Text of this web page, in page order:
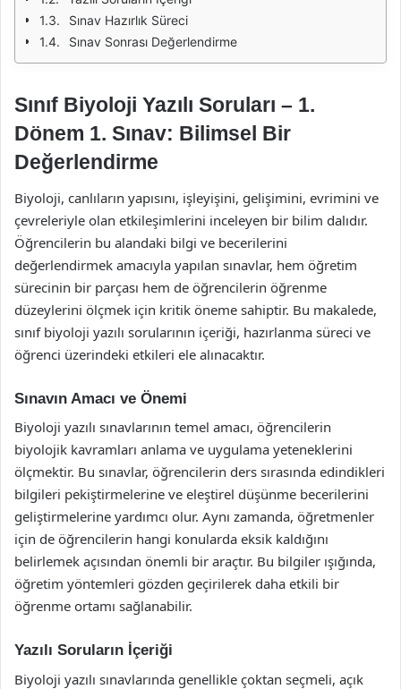
Sınav Hazırlık Süreci
Sınav Sonrası Değerlendirme
Sınıf Biyoloji Yazılı Soruları – 1.
Dönem 1. Sınav: Bilimsel Bir
Değerlendirme
Biyoloji, canlıların yapısını, işleyişini, gelişimini, evrimini ve
çevreleriyle olan etkileşimlerini inceleyen bir bilim dalıdır.
Öğrencilerin bu alandaki bilgi ve becerilerini
değerlendirmek amacıyla yapılan sınavlar, hem öğretim
sürecinin bir parçası hem de öğrencilerin öğrenme
düzeylerini ölçmek için kritik öneme sahiptir. Bu makalede,
sınıf biyoloji yazılı sorularının içeriği, hazırlanma süreci ve
öğrenci üzerindeki etkileri ele alınacaktır.
Sınavın Amacı ve Önemi
Biyoloji yazılı sınavlarının temel amacı, öğrencilerin
biyolojik kavramları anlama ve uygulama yeteneklerini
ölçmektir. Bu sınavlar, öğrencilerin ders sırasında edindikleri
bilgileri pekiştirmelerine ve eleştirel düşünme becerilerini
geliştirmelerine yardımcı olur. Aynı zamanda, öğretmenler
için de öğrencilerin hangi konularda eksik kaldığını
belirlemek açısından önemli bir araçtır. Bu bilgiler ışığında,
öğretim yöntemleri gözden geçirilerek daha etkili bir
öğrenme ortamı sağlanabilir.
Yazılı Soruların İçeriği
Biyoloji yazılı sınavlarında genellikle çoktan seçmeli, açık